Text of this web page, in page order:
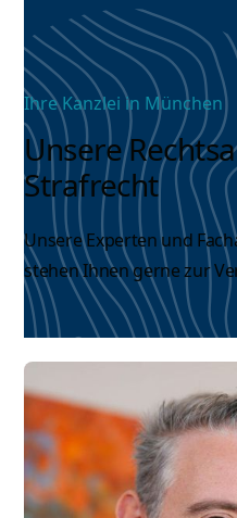
Ihre Kanzlei in München
Unsere
Strafrecht
Unsere Experten und
stehen Ihnen gerne zur